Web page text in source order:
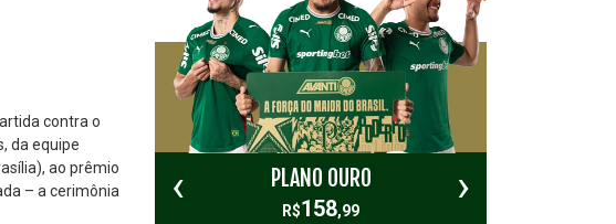
contra o
da equipe
ao prêmio
– a cerimônia
PLANO OURO
R$158,99
‹ ›